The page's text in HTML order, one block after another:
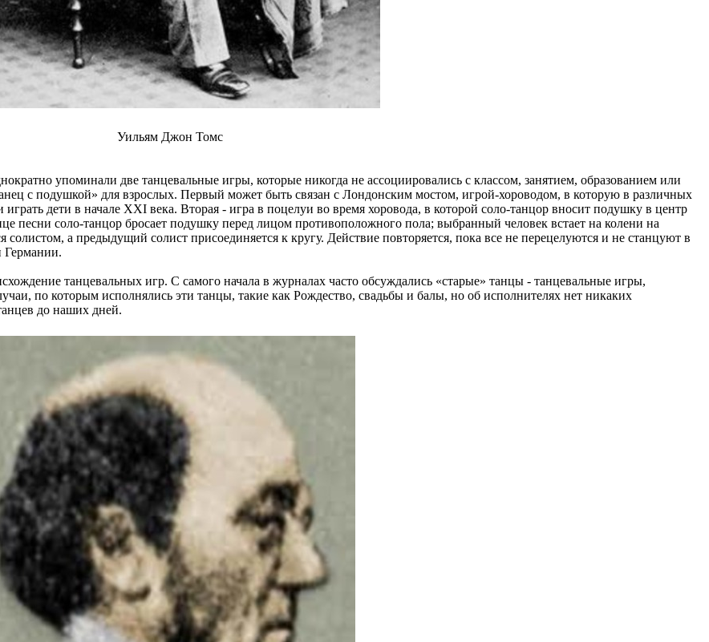
Уильям Джон Томс
упоминали две танцевальные игры, которые никогда не ассоциировались с классом, занятием, образованием или
с подушкой» для взрослых. Первый может быть связан с Лондонским мостом, игрой-хороводом, в которую в различных
дети в начале XXI века. Вторая - игра в поцелуи во время хоровода, в которой соло-танцор вносит подушку в центр
песни соло-танцор бросает подушку перед лицом противоположного пола; выбранный человек встает на колени на
а предыдущий солист присоединяется к кругу. Действие повторяется, пока все не перецелуются и не станцуют в
Германии.
танцевальных игр. С самого начала в журналах часто обсуждались «старые» танцы - танцевальные игры,
по которым исполнялись эти танцы, такие как Рождество, свадьбы и балы, но об исполнителях нет никаких
до наших дней.